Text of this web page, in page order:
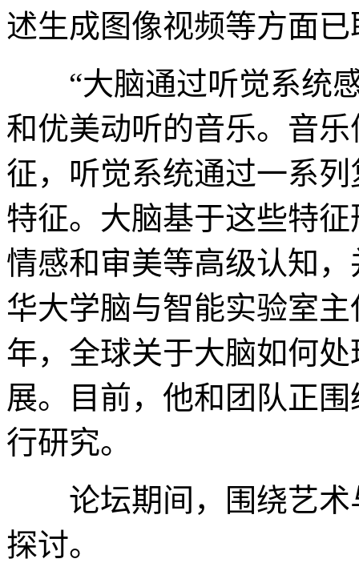
述生成图像视频等方面
“大脑通过听觉系统感
和优美动听的音乐。音
征，听觉系统通过一系
特征。大脑基于这些特
情感和审美等高级认知
华大学脑与智能实验室
年，全球关于大脑如何
展。目前，他和团队正
行研究。
论坛期间，围绕艺术
探讨。